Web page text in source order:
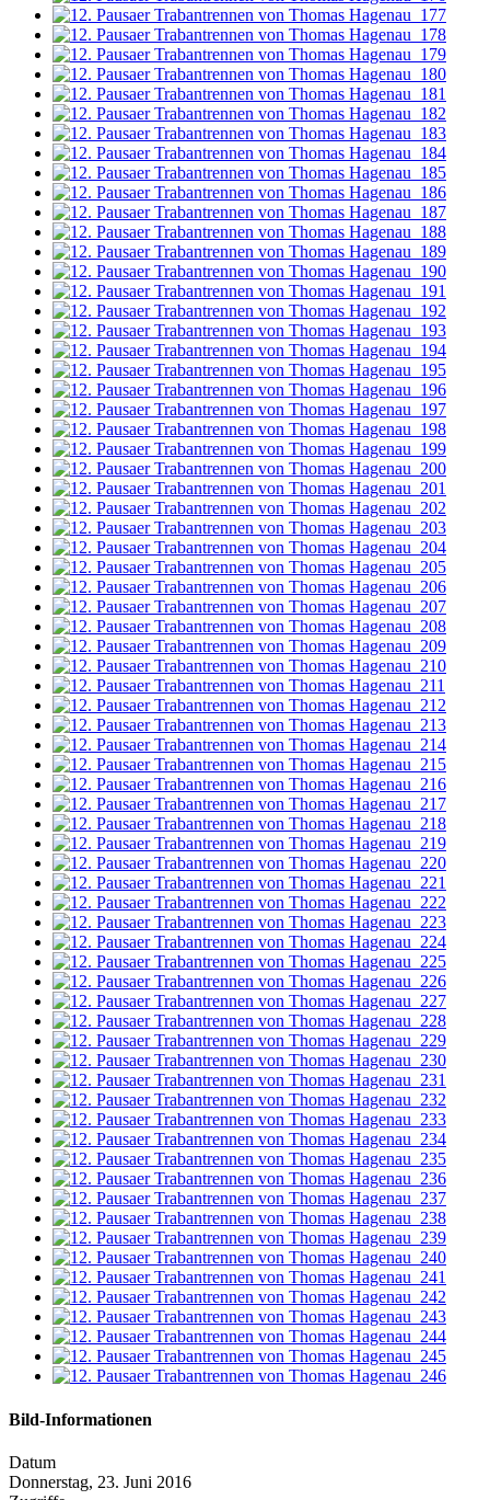
Bild-Informationen
Datum
Donnerstag, 23. Juni 2016